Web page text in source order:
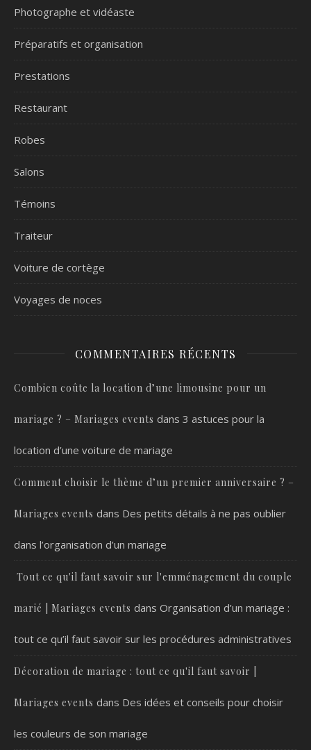
Photographe et vidéaste
Préparatifs et organisation
Prestations
Restaurant
Robes
Salons
Témoins
Traiteur
Voiture de cortège
Voyages de noces
COMMENTAIRES RÉCENTS
Combien coûte la location d’une limousine pour un
mariage ? – Mariages events dans 3 astuces pour la
location d’une voiture de mariage
Comment choisir le thème d’un premier anniversaire ? –
Mariages events dans Des petits détails à ne pas oublier
dans l’organisation d’un mariage
Tout ce qu'il faut savoir sur l'emménagement du couple
marié | Mariages events dans Organisation d’un mariage :
tout ce qu’il faut savoir sur les procédures administratives
Décoration de mariage : tout ce qu'il faut savoir |
Mariages events dans Des idées et conseils pour choisir
les couleurs de son mariage